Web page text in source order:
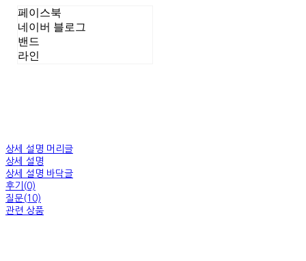
페이스북
네이버 블로그
밴드
라인
상세 설명 머리글
상세 설명
상세 설명 바닥글
후기(0)
질문(10)
관련 상품